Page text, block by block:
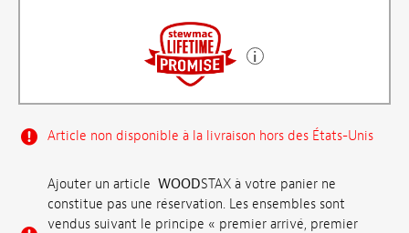
Article non disponible à la livraison hors des États-Unis
Ajouter un article WOODSTAX à votre panier ne
constitue pas une réservation. Les ensembles sont
vendus suivant le principe « premier arrivé, premier